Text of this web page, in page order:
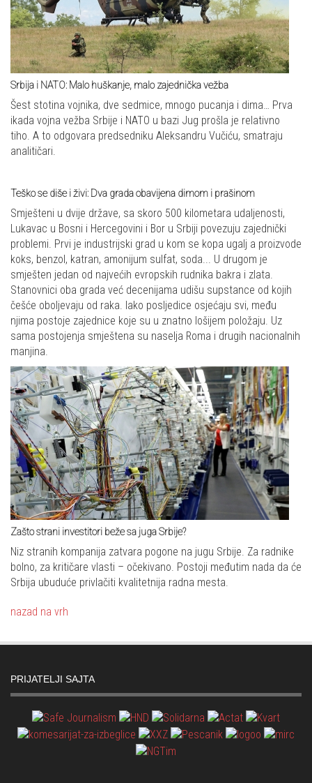
Srbija i NATO: Malo huškanje, malo zajednička vežba
Šest stotina vojnika, dve sedmice, mnogo pucanja i dima… Prva
ikada vojna vežba Srbije i NATO u bazi Jug prošla je relativno
tiho. A to odgovara predsedniku Aleksandru Vučiću, smatraju
analitičari.
Teško se diše i živi: Dva grada obavijena dimom i prašinom
Smješteni u dvije države, sa skoro 500 kilometara udaljenosti,
Lukavac u Bosni i Hercegovini i Bor u Srbiji povezuju zajednički
problemi. Prvi je industrijski grad u kom se kopa ugalj a proizvode
koks, benzol, katran, amonijum sulfat, soda... U drugom je
smješten jedan od najvećih evropskih rudnika bakra i zlata.
Stanovnici oba grada već decenijama udišu supstance od kojih
češće oboljevaju od raka. Iako posljedice osjećaju svi, među
njima postoje zajednice koje su u znatno lošijem položaju. Uz
sama postojenja smještena su naselja Roma i drugih nacionalnih
manjina.
Zašto strani investitori beže sa juga Srbije?
Niz stranih kompanija zatvara pogone na jugu Srbije. Za radnike
bolno, za kritičare vlasti – očekivano. Postoji međutim nada da će
Srbija ubuduće privlačiti kvalitetnija radna mesta.
nazad na vrh
PRIJATELJI SAJTA